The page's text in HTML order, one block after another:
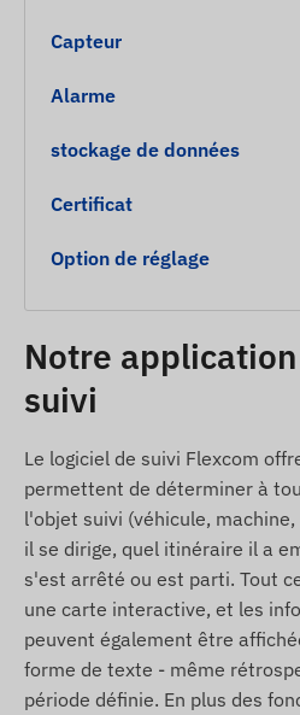
Niveau de batterie faible
Manuel d’utilisation
Clip et fixation magnétique
Conditions d’utilisation
Pour fonctionner
nécessite une connexion
positionnement par satellite
de l’opérateur. La
une carte micro SIM
de données et de SMS.
Zone de fonctionnement
4G : Mondial
Capteur
Alarme
stockage de données
Certificat
Option de réglage
Notre
suivi
Le logiciel de suivi Flexcom
permettent de déterminer à
l'objet suivi (véhicule,
il se dirige, quel itinéraire il a
s'est arrêté ou est parti. Tout
une carte interactive, et les
peuvent également être
forme de texte - même
période définie. En plus des